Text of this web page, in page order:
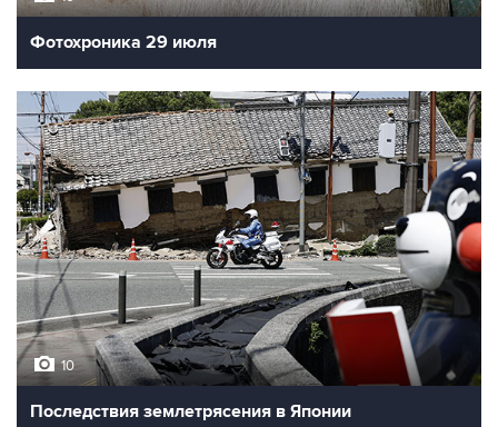
Фотохроника 29 июля
10
Последствия землетрясения в Японии